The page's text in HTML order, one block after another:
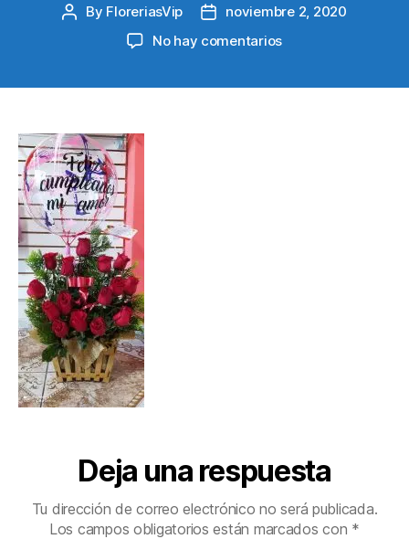
Post
By FloreriasVip
Postnoviembre 2, 2020
No hay comentariosen
Deja una respuesta
Tu dirección de correo electrónico no será publicada.
Los campos obligatorios están marcados con *